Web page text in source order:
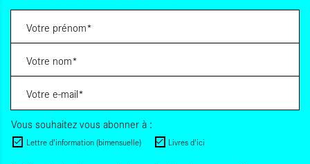
Vous souhaitez vous abonner à :
Lettre d'information (bimensuelle) Livres d'ici